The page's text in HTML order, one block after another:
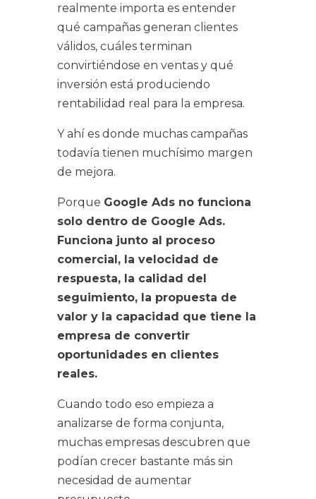
realmente importa es entender
qué campañas generan clientes
válidos, cuáles terminan
convirtiéndose en ventas y qué
inversión está produciendo
rentabilidad real para la empresa.
Y ahí es donde muchas campañas
todavía tienen muchísimo margen
de mejora.
Porque Google Ads no funciona
solo dentro de Google Ads.
Funciona junto al proceso
comercial, la velocidad de
respuesta, la calidad del
seguimiento, la propuesta de
valor y la capacidad que tiene la
empresa de convertir
oportunidades en clientes
reales.
Cuando todo eso empieza a
analizarse de forma conjunta,
muchas empresas descubren que
podían crecer bastante más sin
necesidad de aumentar